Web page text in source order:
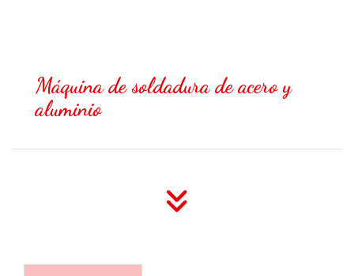
Máquina de soldadura de acero y
aluminio